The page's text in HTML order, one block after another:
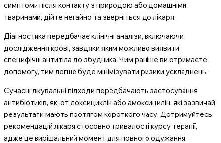
симптоми після контакту з природою або домашніми
тваринами, дійте негайно та зверніться до лікаря.
Діагностика передбачає клінічні аналізи, включаючи
дослідження крові, завдяки яким можливо виявити
специфічні антитіла до збудника. Чим раніше ви отримаєте
допомогу, тим легше буде мінімізувати ризики ускладнень.
Сучасні лікувальні підходи передбачають застосування
антибіотиків, як-от доксициклін або амоксицилін, які зазвичай
результати мають протягом короткого часу. Дотримуйтесь
рекомендацій лікаря стосовно тривалості курсу терапії,
адже це вирішальний момент для повного одужання.